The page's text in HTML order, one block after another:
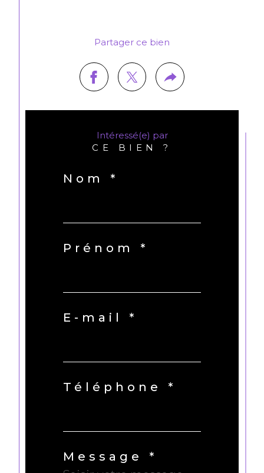
Partager ce bien
Intéressé(e) par
CE BIEN ?
Nom *
Prénom *
E-mail *
Téléphone *
Message *